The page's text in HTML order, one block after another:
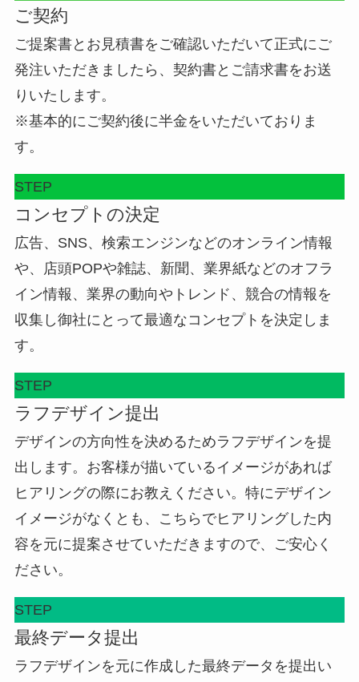
ご契約
ご提案書とお見積書をご確認いただいて正式にご
発注いただきましたら、契約書とご請求書をお送
りいたします。
※基本的にご契約後に半金をいただいておりま
す。
STEP
コンセプトの決定
広告、SNS、検索エンジンなどのオンライン情報
や、店頭POPや雑誌、新聞、業界紙などのオフラ
イン情報、業界の動向やトレンド、競合の情報を
収集し御社にとって最適なコンセプトを決定しま
す。
STEP
ラフデザイン提出
デザインの方向性を決めるためラフデザインを提
出します。お客様が描いているイメージがあれば
ヒアリングの際にお教えください。特にデザイン
イメージがなくとも、こちらでヒアリングした内
容を元に提案させていただきますので、ご安心く
ださい。
STEP
最終データ提出
ラフデザインを元に作成した最終データを提出い